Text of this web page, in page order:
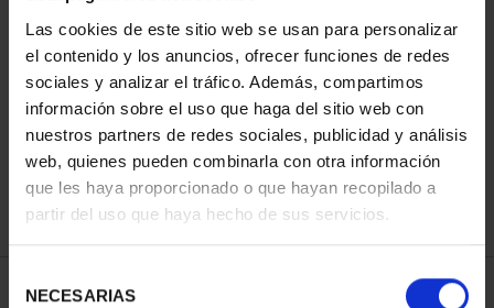
Las cookies de este sitio web se usan para personalizar
el contenido y los anuncios, ofrecer funciones de redes
sociales y analizar el tráfico. Además, compartimos
información sobre el uso que haga del sitio web con
nuestros partners de redes sociales, publicidad y análisis
web, quienes pueden combinarla con otra información
que les haya proporcionado o que hayan recopilado a
partir del uso que haya hecho de sus servicios.
NECESARIAS
ORDENAR POR:
REFINAR
2 Productos encontrados